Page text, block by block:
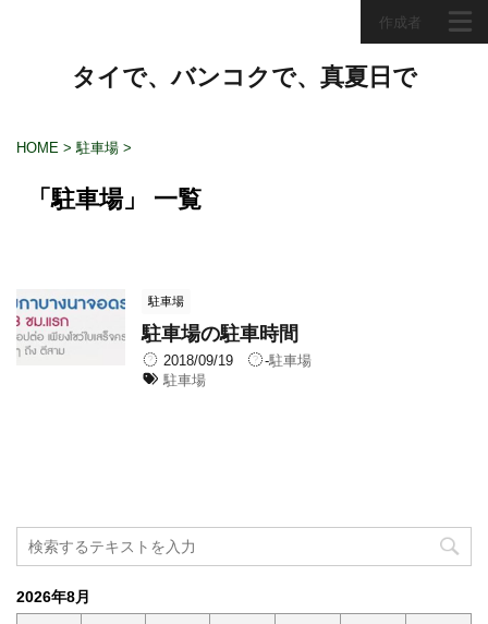
作成者
タイで、バンコクで、真夏日で
HOME > 駐車場 >
「駐車場」 一覧
駐車場
駐車場の駐車時間
2018/09/19 -駐車場
駐車場
2026年8月